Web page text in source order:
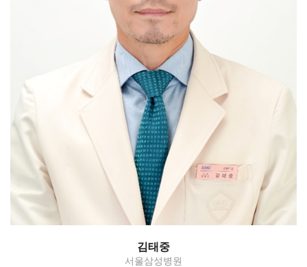
Hysterectomy - benign/malignant, ES surgery,
adnexectomy, myomectomy
김태중
서울삼성병원